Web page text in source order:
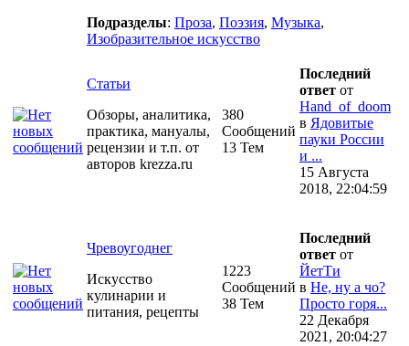
Подразделы: Проза, Поэзия, Музыка,
Изобразительное искусство
Статьи
Обзоры, аналитика,
практика, мануалы,
рецензии и т.п. от
авторов krezza.ru
380
Сообщений
13 Тем
Последний
ответ от
Hand_of_doom
в Ядовитые
пауки России
и ...
15 Августа
2018, 22:04:59
Чревоугоднег
Искусство
кулинарии и
питания, рецепты
1223
Сообщений
38 Тем
Последний
ответ от
ЙетТи
в Не, ну а чо?
Просто горя...
22 Декабря
2021, 20:04:27